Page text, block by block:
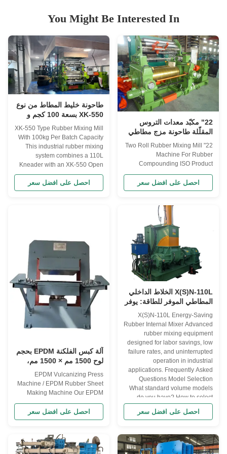
You Might Be Interested In
22" مكبّد معدات التروس
المقلّلة طاحونة مزج مطاطي
مزدوجة لخلاط المطاط
معتمدة من قبل منظمة الأيزو
22" Two Roll Rubber Mixing Mill
Machine For Rubber
Compounding ISO Product
Overview 22" Hardened Gear
Reducer Two Roll Rubber
Mixing Mill for professional
applications. This industrial
mixing mill is designed for
efficient processing of rubber
materials with precision and ...
احصل على افضل سعر
طاحونة خليط المطاط من نوع
XK-550 بسعة 100 كجم و
بطول عمل 1500 مم
XK-550 Type Rubber Mixing Mill
With 100kg Per Batch Capacity
This industrial rubber mixing
system combines a 110L
Kneader with an XK-550 Open
Mixing Mill for efficient two-stage
processing, delivering superior
mixing quality and production
احصل على افضل سعر
X(S)N-110L الخلاط الداخلي
المطاطي الموفر للطاقة: يوفر
العمالة، ومعدل فشل منخفض،
وتشغيل دون انقطاع.
X(S)N-110L Energy-Saving
Rubber Internal Mixer Advanced
rubber mixing equipment
designed for labor savings, low
failure rates, and uninterrupted
operation in industrial
applications. Frequently Asked
Questions Model Selection
What standard volume models
do you have? How to select
proper model? ...
احصل على افضل سعر
آلة كبس الفلكنة EPDM بحجم
لوح 1500 مم × 1500 مم،
وضغط إجمالي 500 طن،
ودرجة أوتوماتيكية PLC أو
يدوية
EPDM Vulcanizing Press
Machine / EPDM Rubber Sheet
Making Machine Our EPDM
represents a complete
production line solution for
EPDM sheets used in roofing,
pond liners, gaskets, and
احصل على افضل سعر